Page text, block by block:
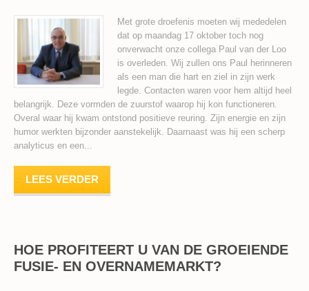
Met grote droefenis moeten wij mededelen
dat op maandag 17 oktober toch nog
onverwacht onze collega Paul van der Loo
is overleden. Wij zullen ons Paul herinneren
als een man die hart en ziel in zijn werk
legde. Contacten waren voor hem altijd heel
belangrijk. Deze vormden de zuurstof waarop hij kon functioneren.
Overal waar hij kwam ontstond positieve reuring. Zijn energie en zijn
humor werkten bijzonder aanstekelijk. Daarnaast was hij een scherp
analyticus en een...
LEES VERDER
HOE PROFITEERT U VAN DE GROEIENDE
FUSIE- EN OVERNAMEMARKT?